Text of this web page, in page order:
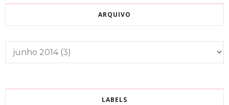
ARQUIVO
LABELS